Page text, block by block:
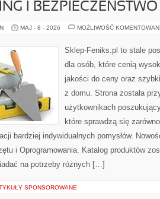
I
MAJ - 8 - 2026 MOŻLIWOŚĆ
Sklep-Feniks.pl to stale
dla osób, które cenią
jakości do ceny oraz
z domu. Strona została
użytkownikach
które sprawdzą się
bardziej indywidualnych pomysłów.
i Oprogramowania. Katalog produktów
na potrzeby różnych […]
SPONSOROWANE